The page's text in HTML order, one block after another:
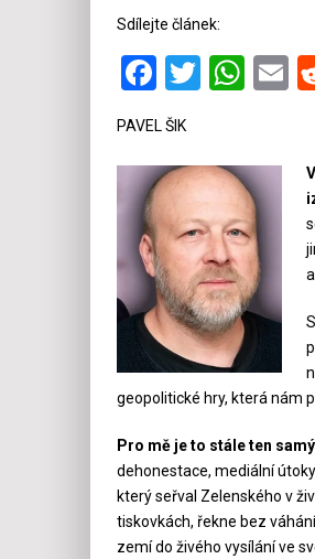
Sdílejte článek:
Facebook
Twitter
PAVEL ŠIK
geopolitické hry, která nám
Pro mě je to stále ten
dehonestace, mediální
který seřval Zelenského v
tiskovkách, řekne bez
zemí do živého vysílání ve